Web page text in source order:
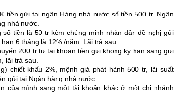
tiền gửi tại ngân Hàng nhà nước số tiền 500 tr. Ngân
nhà nước.
số tiền là 50 tr kèm chứng minh nhân dân đề nghị gửi
6 tháng là 12% /năm. Lãi trả sau.
200 tr từ tài khoản tiền gửi không kỳ hạn sang gửi
lãi trả sau.
chiết khấu 2%, mệnh giá phát hành 500 tr, lãi suất
gửi tại Ngân hàng nhà nước.
của mình sang một tài khoản khác ở một chi nhánh